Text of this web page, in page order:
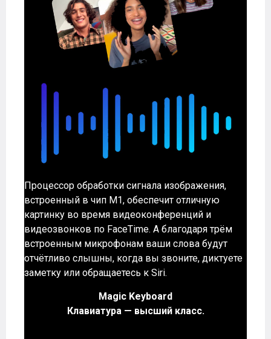
Процессор обработки сигнала изображения,
встроенный в чип M1, обеспечит отличную
картинку во время видеоконференций и
видеозвонков по FaceTime. А благодаря трём
встроенным микрофонам ваши слова будут
отчётливо слышны, когда вы звоните, диктуете
заметку или обращаетесь к Siri.
Magic Keyboard
Клавиатура — высший класс.